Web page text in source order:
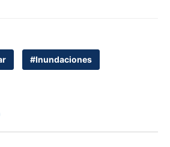
#Inundaciones